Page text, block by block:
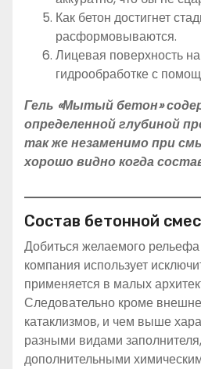
Как бетон достигнет
расформовываются.
Лицевая поверхность
гидрообработке с
Гель «Мытый бетон»
определенной глубиной
так же незаменимо при
хорошо видно когда
Состав бетонной
Добиться желаемого
компания использует
применяется в малых
Следовательно кроме
катаклизмов, и чем выше
разными видами
дополнительными